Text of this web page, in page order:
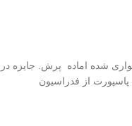
شده اماده پرش. جایزه در
از فدراسیون